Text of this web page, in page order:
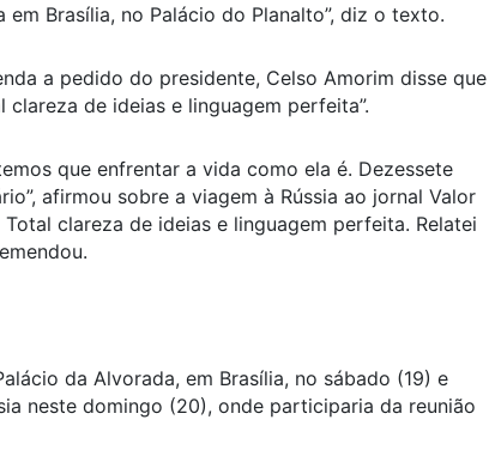
Brasília, no Palácio do Planalto”, diz o texto.
a pedido do presidente, Celso Amorim disse que
de ideias e linguagem perfeita”.
que enfrentar a vida como ela é. Dezessete
afirmou sobre a viagem à Rússia ao jornal Valor
clareza de ideias e linguagem perfeita. Relatei
da Alvorada, em Brasília, no sábado (19) e
neste domingo (20), onde participaria da reunião